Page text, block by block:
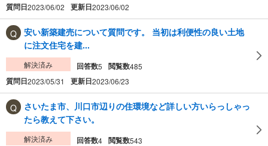
質問日2023/06/02 更新日2023/06/02
安い新築建売について質問です。 当初は利便性の良い土地
に注文住宅を建...
解決済み 回答数5 閲覧数485
質問日2023/05/31 更新日2023/06/23
さいたま市、川口市辺りの住環境など詳しい方いらっしゃっ
たら教えて下さい。
解決済み 回答数4 閲覧数543